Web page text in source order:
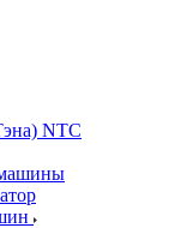
NTC
машины